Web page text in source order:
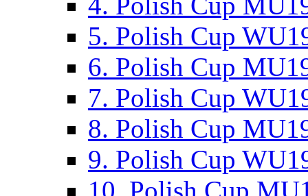
5. Polish Cup
6. Polish Cup
7. Polish Cup
8. Polish Cup
9. Polish Cup
10. Polish Cup